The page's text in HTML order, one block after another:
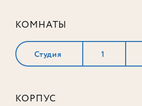
КОМНАТЫ
Студия 1
КОРПУС